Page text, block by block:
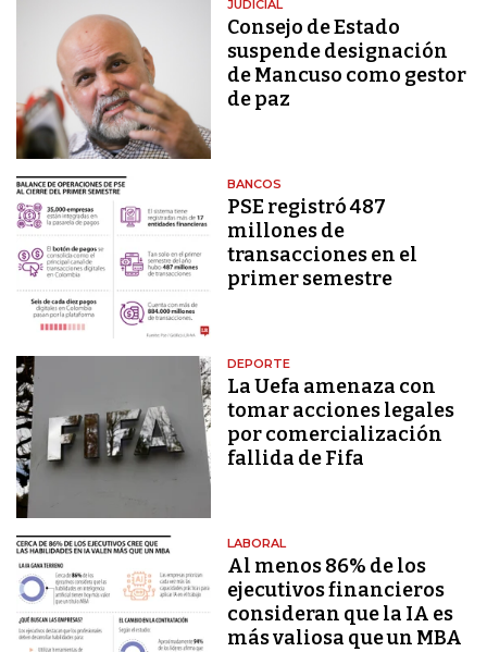
JUDICIAL
Consejo de Estado
suspende designación
de Mancuso como gestor
de paz
BANCOS
PSE registró 487
millones de
transacciones en el
primer semestre
DEPORTE
La Uefa amenaza con
tomar acciones legales
por comercialización
fallida de Fifa
LABORAL
Al menos 86% de los
ejecutivos financieros
consideran que la IA es
más valiosa que un MBA